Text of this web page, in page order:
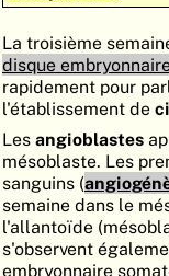
La troisième
disque
rapidement pour
l'établissement de
Les angioblastes
mésoblaste. Les
sanguins (
semaine dans le
l'allantoïde
s'observent
embryonnaire